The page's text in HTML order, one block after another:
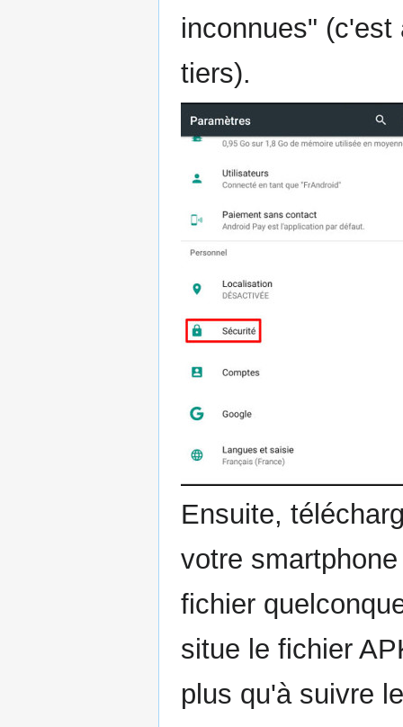
inconnues"
tiers).
Ensuite,
votre
fichier
situe le fichier
plus qu'à suivre